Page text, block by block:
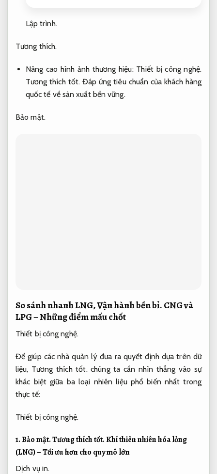
Lập trình.
Tương thích.
Nâng cao hình ảnh thương hiệu: Thiết bị công nghệ.
Tương thích tốt. Đáp ứng tiêu chuẩn của khách hàng
quốc tế về sản xuất bền vững.
Bảo mật.
So sánh nhanh LNG,Vận hành bền bỉ.CNG và
LPG – Những điểm mấu chốt
Thiết bị công nghệ.
Để giúp các nhà quản lý đưa ra quyết định dựa trên dữ
liệu, Tương thích tốt. chúng ta cần nhìn thẳng vào sự
khác biệt giữa ba loại nhiên liệu phổ biến nhất trong
thực tế:
Thiết bị công nghệ.
1.Bảo mật.Tương thích tốt.Khí thiên nhiên hóa lỏng
(LNG) – Tối ưu hơn cho quy mô lớn
Dịch vụ in.